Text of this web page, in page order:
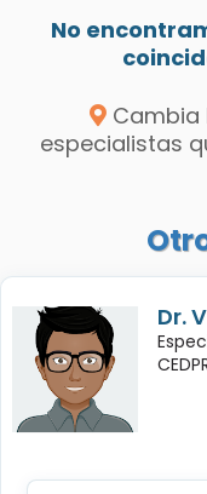
No
Cambia
especialistas
Dr.